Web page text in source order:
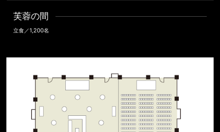
芙蓉の間
立食／1,200名